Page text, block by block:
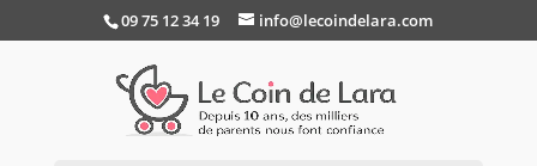
09 75 12 34 19 info@lecoindelara.com